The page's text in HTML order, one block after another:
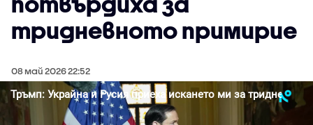
тридневното примирие
08 май 2026 22:52